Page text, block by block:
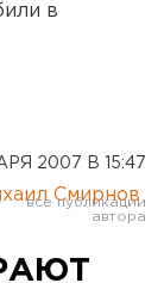
в
2007 В 15:47
Смирнов